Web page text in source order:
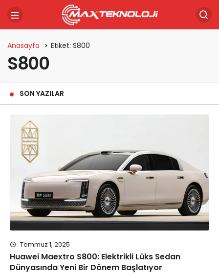
Anasayfa Etiket: S800
S800
SON YAZILAR
Temmuz 1, 2025
Huawei Maextro S800: Elektrikli Lüks Sedan
Dünyasında Yeni Bir Dönem Başlatıyor